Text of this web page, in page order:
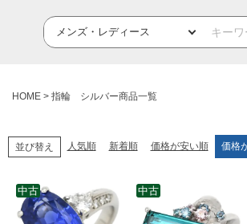
HOME 指輪 シルバー商品一覧
並び替え 人気順 新着順 価格が安い順 価格
中古 中古